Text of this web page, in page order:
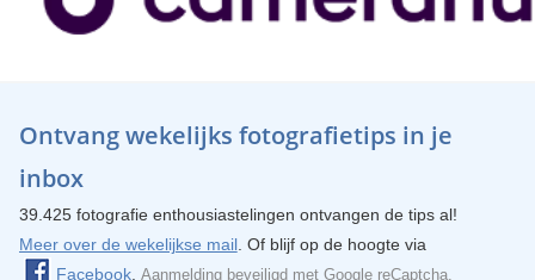
Ontvang wekelijks fotografietips in je
inbox
39.425 fotografie enthousiastelingen ontvangen de tips al!
Meer over de wekelijkse mail. Of blijf op de hoogte via
Facebook. Aanmelding beveiligd met Google reCaptcha.